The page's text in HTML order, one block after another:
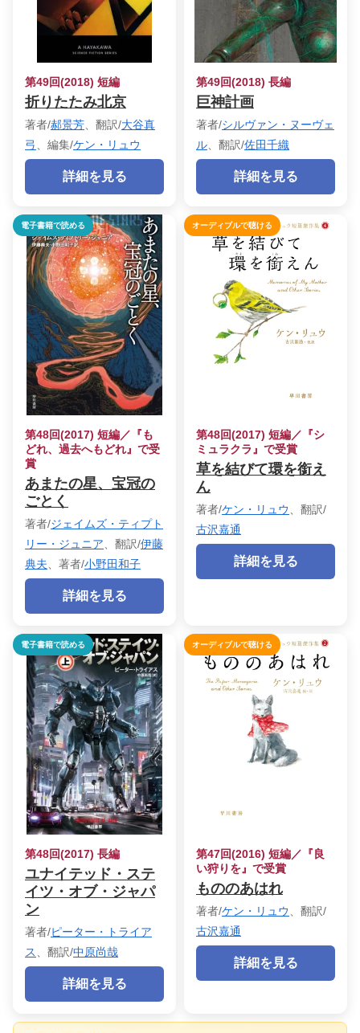
第49回(2018) 短編
折りたたみ北京
著者/郝景芳 、翻訳/大谷真
弓
、編集/ケン・リュウ
詳細を見る
第49回(2018) 長編
巨神計画
著者/シルヴァン・ヌーヴェ
ル 、翻訳/佐田千織
詳細を見る
電子書籍で読める
第48回(2017) 短編／『も
どれ、過去へもどれ』で受
賞
あまたの星、宝冠の
ごとく
著者/ジェイムズ・ティプト
リー・ジュニア 、翻訳/伊藤
典夫 、著者/小野田和子
詳細を見る
オーディブルで聴ける
第48回(2017) 短編／『シ
ミュラクラ』で受賞
草を結びて環を銜え
ん
著者/ケン・リュウ
、翻訳/
古沢嘉通
詳細を見る
電子書籍で読める
第48回(2017) 長編
ユナイテッド・ステ
イツ・オブ・ジャパ
ン
著者/ピーター・トライア
ス
、翻訳/中原尚哉
詳細を見る
オーディブルで聴ける
第47回(2016) 短編／『良
い狩りを』で受賞
もののあはれ
著者/ケン・リュウ
、翻訳/
古沢嘉通
詳細を見る